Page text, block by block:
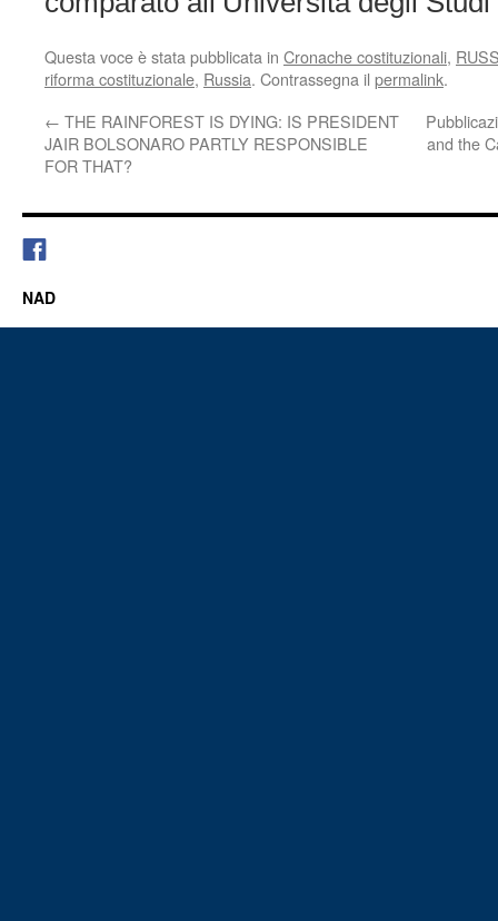
Questa voce è stata pubblicata in Cronache costituzionali,
riforma costituzionale, Russia. Contrassegna il permalink.
← THE RAINFOREST IS DYING: IS PRESIDENT
JAIR BOLSONARO PARTLY RESPONSIBLE
FOR THAT?
and the
NAD